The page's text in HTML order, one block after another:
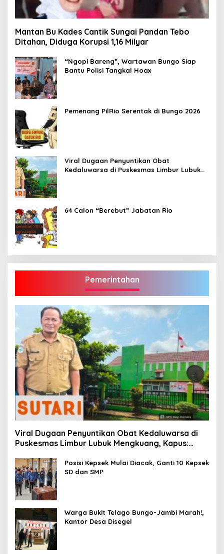
Mantan Bu Kades Cantik Sungai Pandan Tebo
Ditahan, Diduga Korupsi 1,16 Milyar
“Ngopi Bareng”, Wartawan Bungo Siap
Bantu Polisi Tangkal Hoax
Pemenang PilRio Serentak di Bungo 2026
Viral Dugaan Penyuntikan Obat
Kedaluwarsa di Puskesmas Limbur Lubuk
64 Calon “Berebut” Jabatan Rio
Pemerintahan
Viral Dugaan Penyuntikan Obat Kedaluwarsa di
Puskesmas Limbur Lubuk Mengkuang, Kapus:
Posisi Kepsek Mulai Diacak, Ganti 10 Kepsek
SD dan SMP
Warga Bukit Telago Bungo-Jambi Marah!,
Kantor Desa Disegel